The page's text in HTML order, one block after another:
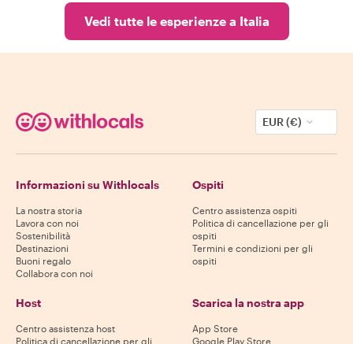
Vedi tutte le esperienze a Italia
EUR (€)
Informazioni su Withlocals
La nostra storia
Lavora con noi
Sostenibilità
Destinazioni
Buoni regalo
Collabora con noi
Ospiti
Centro assistenza ospiti
Politica di cancellazione per gli
ospiti
Termini e condizioni per gli
ospiti
Host
Centro assistenza host
Politica di cancellazione per gli
Scarica la nostra app
App Store
Google Play Store